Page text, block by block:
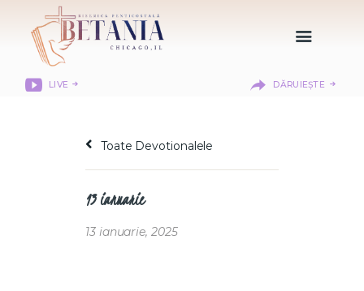
LIVE DĂRUIEȘTE
DESPRE NOI
CITIREA BIBLIEI
MISIUNEA BETANIA
Toate Devotionalele
13 ianuarie
13 ianuarie, 2025